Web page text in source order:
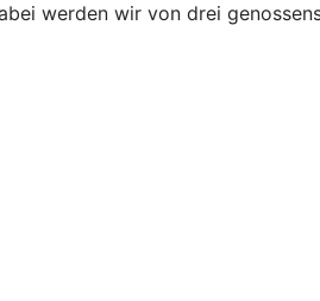
werden wir von drei